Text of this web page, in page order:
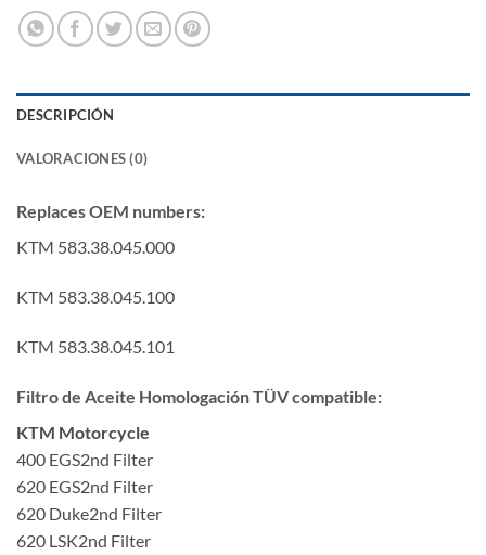
DESCRIPCIÓN
VALORACIONES (0)
Replaces OEM numbers:
KTM 583.38.045.000
KTM 583.38.045.100
KTM 583.38.045.101
Filtro de Aceite Homologación TÜV compatible:
KTM Motorcycle
400 EGS2nd Filter
620 EGS2nd Filter
620 Duke2nd Filter
620 LSK2nd Filter